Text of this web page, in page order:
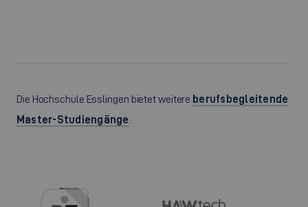
Die Hochschule Esslingen bietet weitere berufsbegleitende
Master-Studiengänge